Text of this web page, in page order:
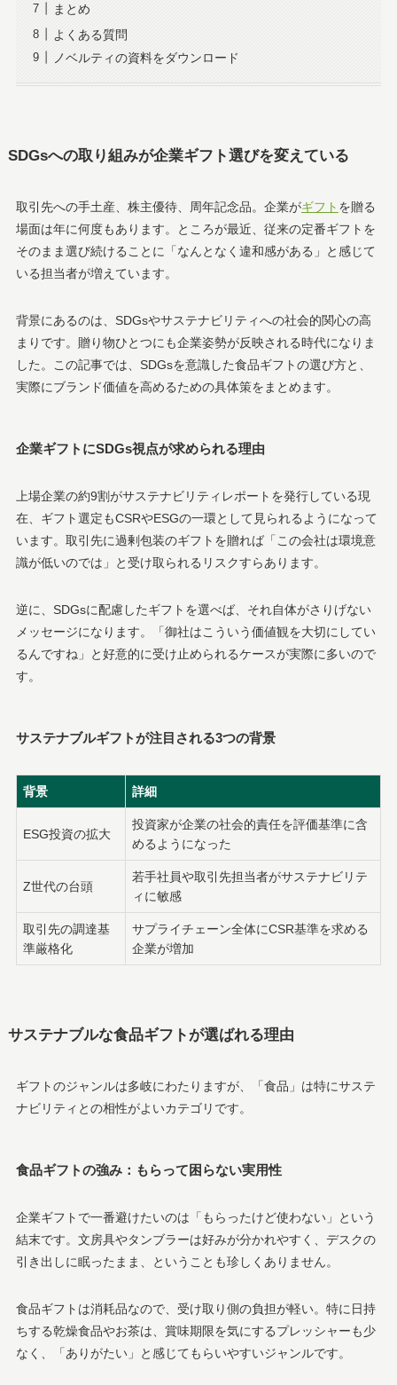
まとめ
よくある質問
ノベルティの資料をダウンロード
SDGsへの取り組みが企業ギフト選びを変えている
取引先への手土産、株主優待、周年記念品。企業がギフト を贈る
場面は年に何度もあります。ところが最近、従来の定番ギフトを
そのまま選び続けることに「なんとなく違和感がある」と感じて
いる担当者が増えています。
背景にあるのは、SDGsやサステナビリティへの社会的関心の高
まりです。贈り物ひとつにも企業姿勢が反映される時代になりま
した。この記事では、SDGsを意識した食品ギフトの選び方と、
実際にブランド価値を高めるための具体策をまとめます。
企業ギフトにSDGs視点が求められる理由
上場企業の約9割がサステナビリティレポートを発行している現
在、ギフト選定もCSRやESGの一環として見られるようになって
います。取引先に過剰包装のギフトを贈れば「この会社は環境意
識が低いのでは」と受け取られるリスクすらあります。
逆に、SDGsに配慮したギフトを選べば、それ自体がさりげない
メッセージになります。「御社はこういう価値観を大切にしてい
るんですね」と好意的に受け止められるケースが実際に多いので
す。
サステナブルギフトが注目される3つの背景
背景 詳細
ESG投資の拡大
投資家が企業の社会的責任を評価基準に含
めるようになった
Z世代の台頭
若手社員や取引先担当者がサステナビリテ
ィに敏感
取引先の調達基
準厳格化
サプライチェーン全体にCSR基準を求める
企業が増加
サステナブルな食品ギフトが選ばれる理由
ギフトのジャンルは多岐にわたりますが、「食品」は特にサステ
ナビリティとの相性がよいカテゴリです。
食品ギフトの強み：もらって困らない実用性
企業ギフトで一番避けたいのは「もらったけど使わない」という
結末です。文房具やタンブラーは好みが分かれやすく、デスクの
引き出しに眠ったまま、ということも珍しくありません。
食品ギフトは消耗品なので、受け取り側の負担が軽い。特に日持
ちする乾燥食品やお茶は、賞味期限を気にするプレッシャーも少
なく、「ありがたい」と感じてもらいやすいジャンルです。